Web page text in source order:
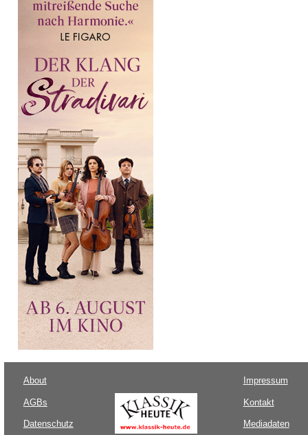
About
AGBs
Datenschutz
Impressum
Kontakt
Mediadaten